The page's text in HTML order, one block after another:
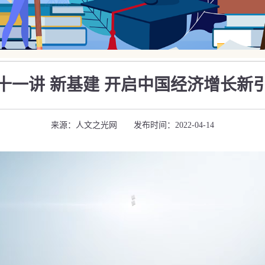
一讲 新基建 开启中国经济增长新
来源：人文之光网 发布时间：2022-04-14